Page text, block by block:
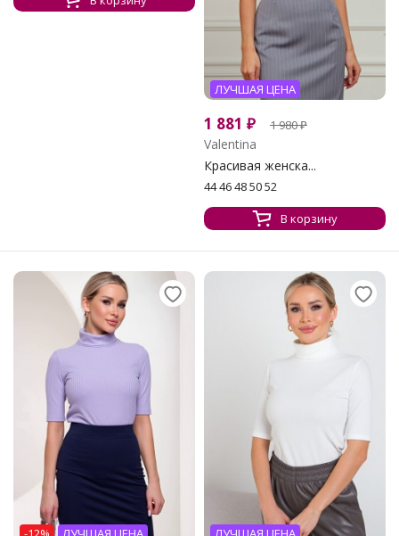
ЛУЧШАЯ ЦЕНА
1 881 ₽ 1 980₽
Valentina
Красивая женска...
44 46 48 50 52
В корзину